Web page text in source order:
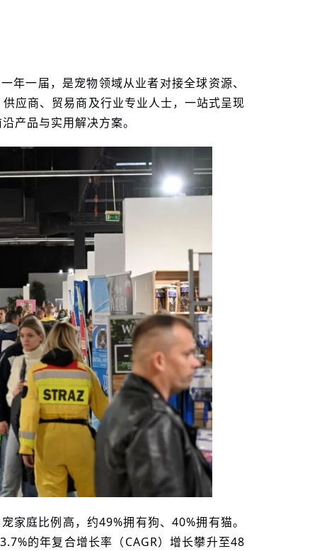
一届，是宠物领域从业者对接全球资源、
应商、贸易商及行业专业人士，一站式呈现
产品与实用解决方案。
家庭比例高，约49%拥有狗、40%拥有猫。
的年复合增长率（CAGR）增长攀升至48